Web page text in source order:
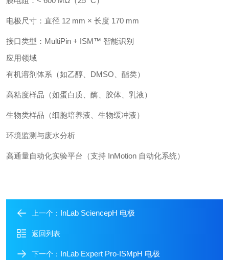
电极尺寸：直径 12 mm × 长度 170 mm
接口类型：MultiPin + ISM™ 智能识别
应用领域
有机溶剂体系（如乙醇、DMSO、酯类）
高粘度样品（如蛋白质、酶、胶体、乳液）
生物类样品（细胞培养液、生物缓冲液）
环境监测与废水分析
高通量自动化实验平台（支持 InMotion 自动化系统）
上一个： InLab SciencepH 电极
返回列表
下一个： InLab Expert Pro-ISMpH 电极